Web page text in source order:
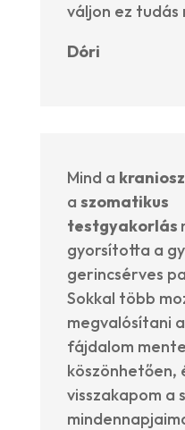
váljon ez tudás
Dóri
Mind a
a szomatikus
testgyakorlás
gyorsította a
gerincsérves
Sokkal több
megvalósítani
fájdalom
köszönhetően,
visszakapom a